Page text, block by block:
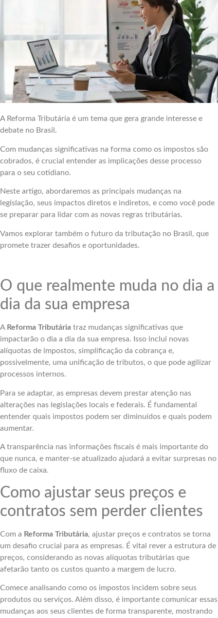
A Reforma Tributária é um tema que gera grande interesse e
debate no Brasil.
Com mudanças significativas na forma como os impostos são
cobrados, é crucial entender as implicações desse processo
para o seu cotidiano.
Neste artigo, abordaremos as principais mudanças na
legislação, seus impactos diretos e indiretos, e como você pode
se preparar para lidar com as novas regras tributárias.
Vamos explorar também o futuro da tributação no Brasil, que
promete trazer desafios e oportunidades.
O que realmente muda no dia a
dia da sua empresa
A Reforma Tributária traz mudanças significativas que
impactarão o dia a dia da sua empresa. Isso inclui novas
alíquotas de impostos, simplificação da cobrança e,
possivelmente, uma unificação de tributos, o que pode agilizar
processos internos.
Para se adaptar, as empresas devem prestar atenção nas
alterações nas legislações locais e federais. É fundamental
entender quais impostos podem ser diminuídos e quais podem
aumentar.
A transparência nas informações fiscais é mais importante do
que nunca, e manter-se atualizado ajudará a evitar surpresas no
fluxo de caixa.
Como ajustar seus preços e
contratos sem perder clientes
Com a Reforma Tributária, ajustar preços e contratos se torna
um desafio crucial para as empresas. É vital rever a estrutura de
preços, considerando as novas alíquotas tributárias que
afetarão tanto os custos quanto a margem de lucro.
Comece analisando como os impostos incidem sobre seus
produtos ou serviços. Além disso, é importante comunicar essas
mudanças aos seus clientes de forma transparente, mostrando